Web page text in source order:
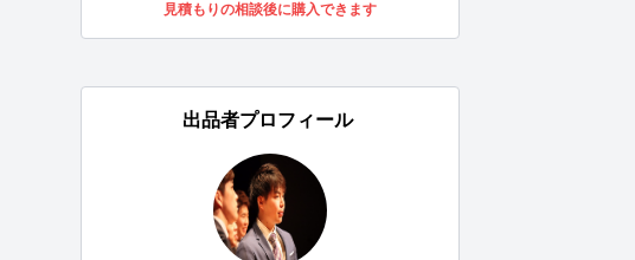
見積もりの相談後に購入できます
出品者プロフィール